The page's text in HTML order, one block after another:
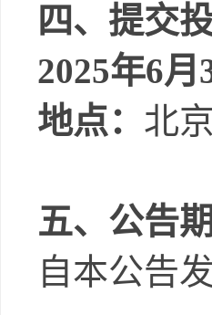
四、提交
2025年6月
地点： 北
五、公告
自本公告